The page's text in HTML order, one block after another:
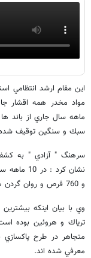
اين مقام ارشد انتظامي
سبك و سنگين توقيف
سرهنگ " آزادي " به
و 760 قرص و روان گردن هاي حاوي مواد مخدر كشف شده است.
متجاهر در طرح پاكسازي
معرفي شده اند.